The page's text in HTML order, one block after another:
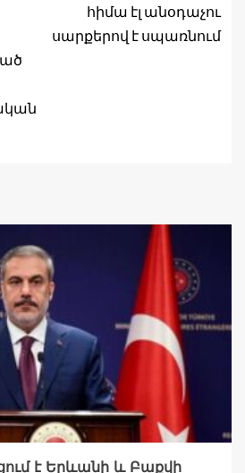
հիմա էլ անօդաչու
սարքերով է սպառնում
է Երևանի և Բաքվի